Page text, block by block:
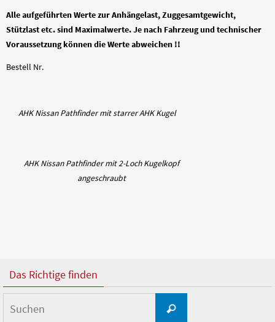
Alle aufgeführten Werte zur Anhängelast, Zuggesamtgewicht,
Stützlast etc. sind Maximalwerte. Je nach Fahrzeug und technischer
Voraussetzung können die Werte abweichen !!
Bestell Nr.
AHK Nissan Pathfinder mit starrer AHK Kugel
AHK Nissan Pathfinder mit 2-Loch Kugelkopf
angeschraubt
Das Richtige finden
Suchen